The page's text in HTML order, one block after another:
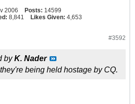
2006 Posts: 14599
8,841 Likes Given: 4,653
#3592
byK. Nader
being held hostage by CQ.